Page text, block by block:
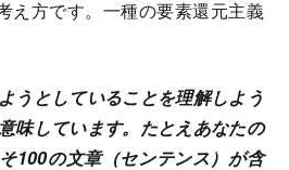
え方です。一種の要素還元主義
としていることを理解しよう
味しています。たとえあなたの
100の文章（センテンス）が含